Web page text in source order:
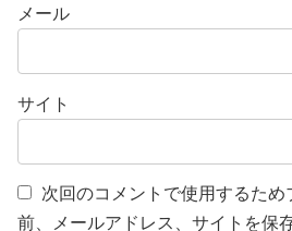
メール
サイト
次回のコメントで使用するため
前、メールアドレス、サイトを保